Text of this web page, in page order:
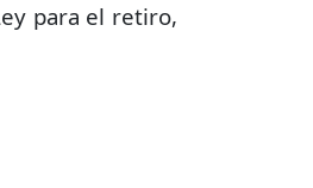
para el retiro,